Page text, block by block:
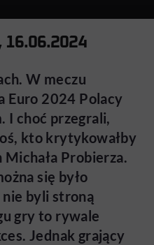
16.06.2024
W meczu
Euro 2024 Polacy
I choć przegrali,
kto krytykowałby
Probierza.
się było
byli stroną
gry to rywale
Jednak grający